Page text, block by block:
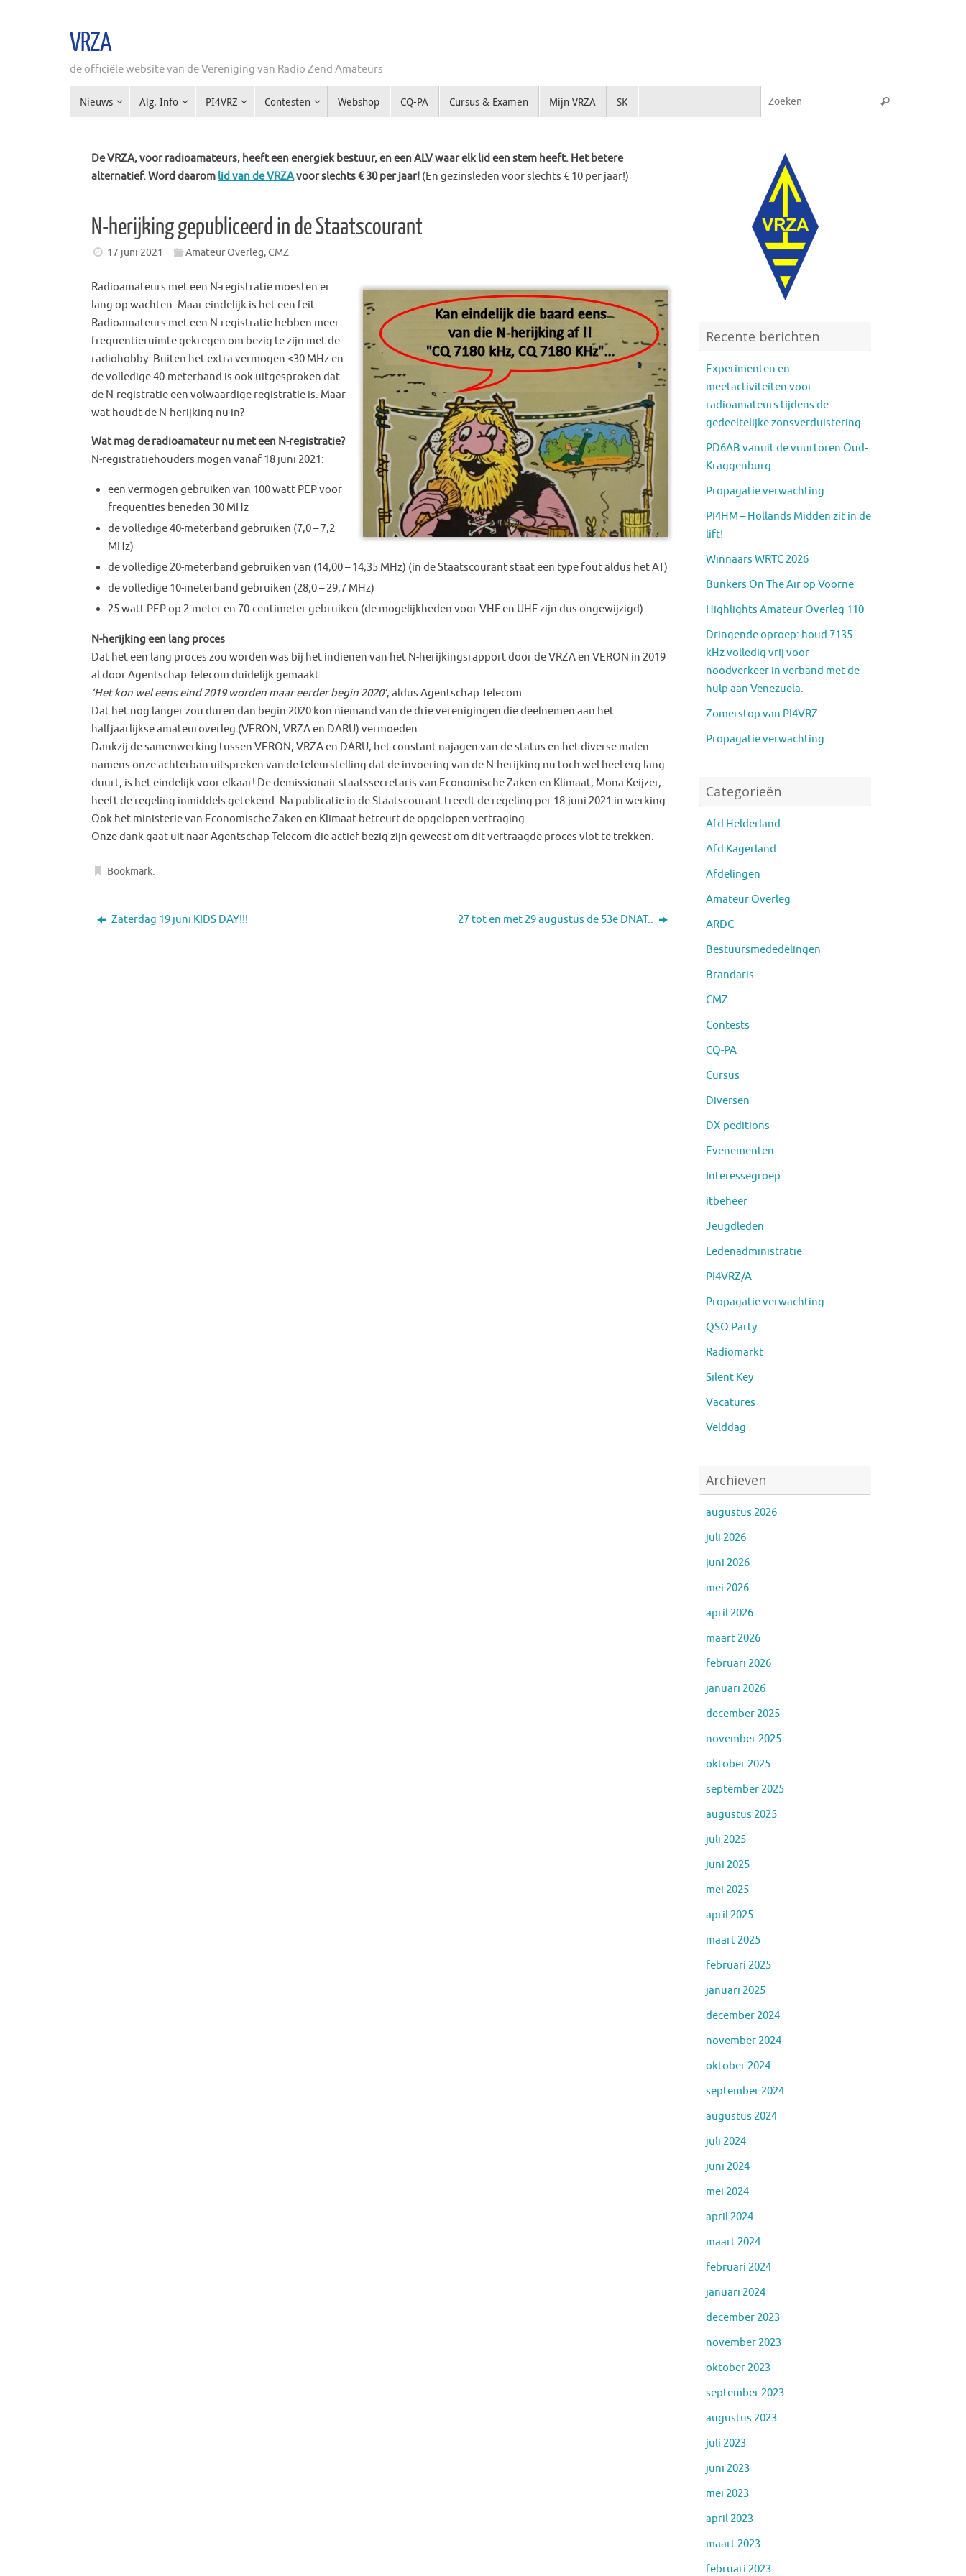
VRZA
de officiële website van de Vereniging van Radio Zend Amateurs
naarNieuws Alg. Info PI4VRZ Contesten Webshop CQ-PA Cursus & Examen Mijn VRZA SK Zoeken
De VRZA, voor radioamateurs, heeft een energiek bestuur, en een ALV waar elk lid een stem heeft. Het betere
alternatief. Word daarom lid van de VRZAvoor slechts € 30 per jaar! (En gezinsleden voor slechts € 10 per jaar!)
N-herijking gepubliceerd in de Staatscourant
17 juni 2021 Amateur Overleg,CMZ
Radioamateurs met een N-registratie moesten er
lang op wachten. Maar eindelijk is het een feit.
Radioamateurs met een N-registratie hebben meer
frequentieruimte gekregen om bezig te zijn met de
radiohobby. Buiten het extra vermogen <30 MHz en
de volledige 40-meterband is ook uitgesproken dat
de N-registratie een volwaardige registratie is. Maar
wat houdt de N-herijking nu in?
Wat mag de radioamateur nu met een N-registratie?
N-registratiehouders mogen vanaf 18 juni 2021:
een vermogen gebruiken van 100 watt PEP voor
frequenties beneden 30 MHz
de volledige 40-meterband gebruiken (7,0 – 7,2
MHz)
de volledige 20-meterband gebruiken van (14,00 – 14,35 MHz) (in de Staatscourant staat een type fout aldus het AT)
de volledige 10-meterband gebruiken (28,0 – 29,7 MHz)
25 watt PEP op 2-meter en 70-centimeter gebruiken (de mogelijkheden voor VHF en UHF zijn dus ongewijzigd).
N-herijking een lang proces
Dat het een lang proces zou worden was bij het indienen van het N-herijkingsrapport door de VRZA en VERON in 2019
al door Agentschap Telecom duidelijk gemaakt.
‘Het kon wel eens eind 2019 worden maar eerder begin 2020’, aldus Agentschap Telecom.
Dat het nog langer zou duren dan begin 2020 kon niemand van de drie verenigingen die deelnemen aan het
halfjaarlijkse amateuroverleg (VERON, VRZA en DARU) vermoeden.
Dankzij de samenwerking tussen VERON, VRZA en DARU, het constant najagen van de status en het diverse malen
namens onze achterban uitspreken van de teleurstelling dat de invoering van de N-herijking nu toch wel heel erg lang
duurt, is het eindelijk voor elkaar! De demissionair staatssecretaris van Economische Zaken en Klimaat, Mona Keijzer,
heeft de regeling inmiddels getekend. Na publicatie in de Staatscourant treedt de regeling per 18-juni 2021 in werking.
Ook het ministerie van Economische Zaken en Klimaat betreurt de opgelopen vertraging.
Onze dank gaat uit naar Agentschap Telecom die actief bezig zijn geweest om dit vertraagde proces vlot te trekken.
Bookmark.
Zaterdag 19 juni KIDS DAY!!! 27 tot en met 29 augustus de 53e DNAT..
Recente berichten
Experimenten en
meetactiviteiten voor
radioamateurs tijdens de
gedeeltelijke zonsverduistering
PD6AB vanuit de vuurtoren Oud-
Kraggenburg
Propagatie verwachting
PI4HM – Hollands Midden zit in de
lift!
Winnaars WRTC 2026
Bunkers On The Air op Voorne
Highlights Amateur Overleg 110
Dringende oproep: houd 7135
kHz volledig vrij voor
noodverkeer in verband met de
hulp aan Venezuela.
Zomerstop van PI4VRZ
Propagatie verwachting
Categorieën
Afd Helderland
Afd Kagerland
Afdelingen
Amateur Overleg
ARDC
Bestuursmededelingen
Brandaris
CMZ
Contests
CQ-PA
Cursus
Diversen
DX-peditions
Evenementen
Interessegroep
itbeheer
Jeugdleden
Ledenadministratie
PI4VRZ/A
Propagatie verwachting
QSO Party
Radiomarkt
Silent Key
Vacatures
Velddag
Archieven
augustus 2026
juli 2026
juni 2026
mei 2026
april 2026
maart 2026
februari 2026
januari 2026
december 2025
november 2025
oktober 2025
september 2025
augustus 2025
juli 2025
juni 2025
mei 2025
april 2025
maart 2025
februari 2025
januari 2025
december 2024
november 2024
oktober 2024
september 2024
augustus 2024
juli 2024
juni 2024
mei 2024
april 2024
maart 2024
februari 2024
januari 2024
december 2023
november 2023
oktober 2023
september 2023
augustus 2023
juli 2023
juni 2023
mei 2023
april 2023
maart 2023
februari 2023